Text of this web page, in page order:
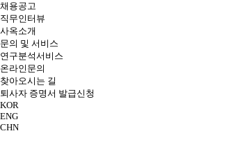
채용공고
직무인터뷰
사옥소개
문의 및 서비스
연구분석서비스
온라인문의
찾아오시는 길
퇴사자 증명서 발급신청
KOR
ENG
CHN